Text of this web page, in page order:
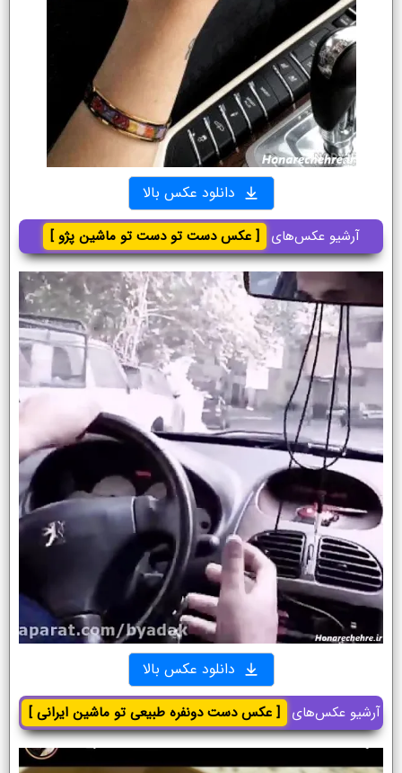
دانلود عکس بالا
آرشیو عکس‌های [ عکس دست تو دست تو ماشین پژو ]
دانلود عکس بالا
آرشیو عکس‌های [ عکس دست دونفره طبیعی تو ماشین ایرانی ]